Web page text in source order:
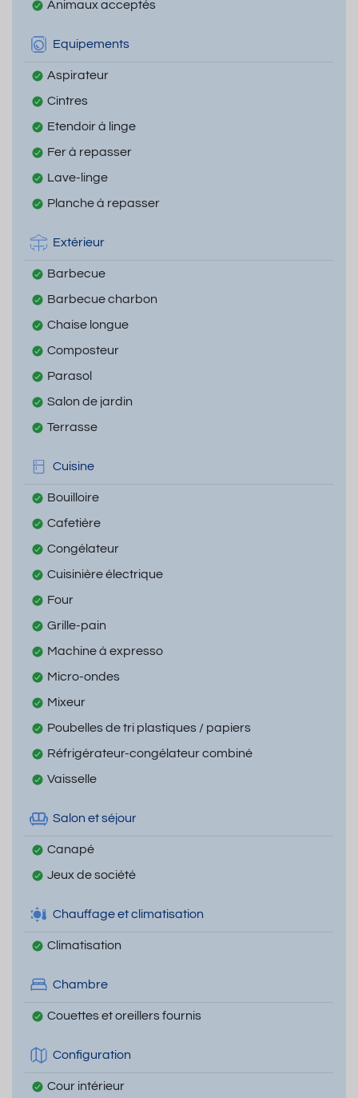
Animaux acceptés
Equipements
Aspirateur
Cintres
Etendoir à linge
Fer à repasser
Lave-linge
Planche à repasser
Extérieur
Barbecue
Barbecue charbon
Chaise longue
Composteur
Parasol
Salon de jardin
Terrasse
Cuisine
Bouilloire
Cafetière
Congélateur
Cuisinière électrique
Four
Grille-pain
Machine à expresso
Micro-ondes
Mixeur
Poubelles de tri plastiques / papiers
Réfrigérateur-congélateur combiné
Vaisselle
Salon et séjour
Canapé
Jeux de société
Chauffage et climatisation
Climatisation
Chambre
Couettes et oreillers fournis
Configuration
Cour intérieur